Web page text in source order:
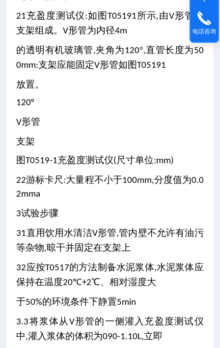
21充盈度测试仪:如图 T05191 所示,由V形管和
支架组成。V形管为内径4m
的透明有机玻璃管,夹角为120°,直管长度为50
0mm:支架应能固定V形管如图T05191
放置。
120°
V形管
支架
图T0519-1充盈度测试仪( 尺寸单位:mm)
22游标卡尺 :大量程不小于100mm,分度值为0.0
2mma
3试验步骤
31直用饮用水清洁V形管,管内壁不允许有油污
等杂物,晾干并固定在支架上
32应按T0517的方法制备水泥浆体,水泥浆体应
保持在温度20℃+2℃、相对湿度大
于50%的环境条件下静置5min
3.3将浆体从 V形管的一侧灌入充盈度测试仪
中,灌入浆体的体积为090-1.10L,立即
电话咨询